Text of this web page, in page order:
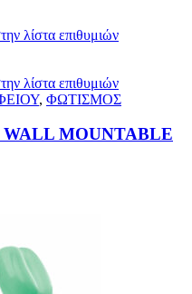
λίστα επιθυμιών
λίστα επιθυμιών
, ΦΩΤΙΣΜΟΣ
MOUNTABLE